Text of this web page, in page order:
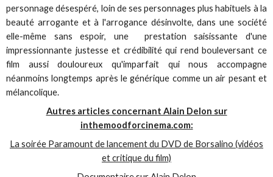
personnage désespéré, loin de ses personnages plus habituels à la
beauté arrogante et à l'arrogance désinvolte, dans une société
elle-même sans espoir, une prestation saisissante d'une
impressionnante justesse et crédibilité qui rend bouleversant ce
film aussi douloureux qu'imparfait qui nous accompagne
néanmoins longtemps après le générique comme un air pesant et
mélancolique.
Autres articles concernant Alain Delon sur
inthemoodforcinema.com:
La soirée Paramount de lancement du DVD de Borsalino (vidéos
et critique du film)